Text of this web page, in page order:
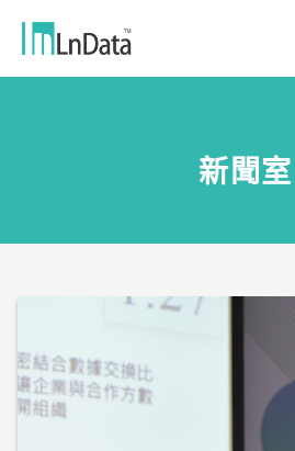
合作夥伴
Ln{CARBON}
數據市集
Ln{360°}
趨勢觀點
產業報告與白皮書
活動＆研討會
繁體中文
English
新聞室